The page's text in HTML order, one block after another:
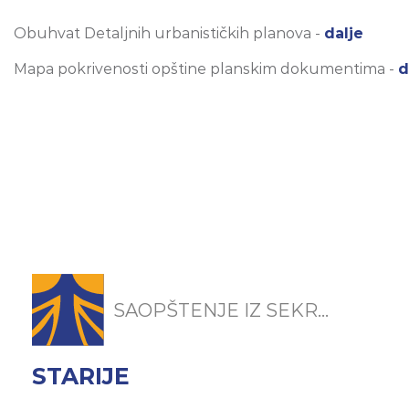
Obuhvat Detaljnih urbanističkih planova - dalje
Mapa pokrivenosti opštine planskim dokumentima -
SAOPŠTENJE IZ SEKR...
STARIJE